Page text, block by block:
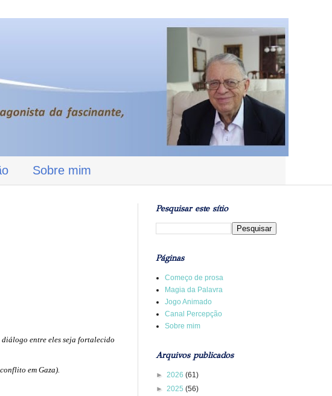
Sobre mim
entre eles seja fortalecido
em Gaza).
Pesquisar este sítio
Páginas
Começo de prosa
Magia da Palavra
Jogo Animado
Canal Percepção
Sobre mim
Arquivos publicados
► 2026 (61)
► 2025 (56)